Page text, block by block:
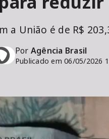
a União é de R$
Por Agência Brasil
Publicado em 06/05/2026